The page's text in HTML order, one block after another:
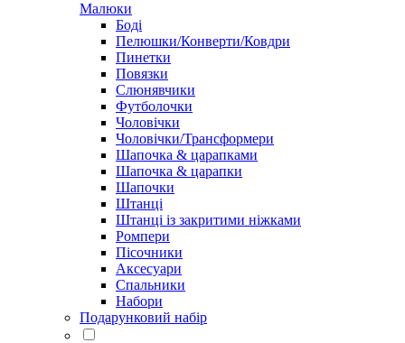
Малюки
Боді
Пелюшки/Конверти/Ковдри
Пинетки
Повязки
Слюнявчики
Футболочки
Чоловічки
Чоловічки/Трансформери
Шапочка & царапками
Шапочка & царапки
Шапочки
Штанці
Штанці із закритими ніжками
Ромпери
Пісочники
Аксесуари
Спальники
Набори
Подарунковий набір